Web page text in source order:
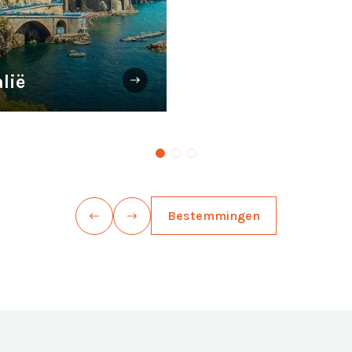
Bestemmingen